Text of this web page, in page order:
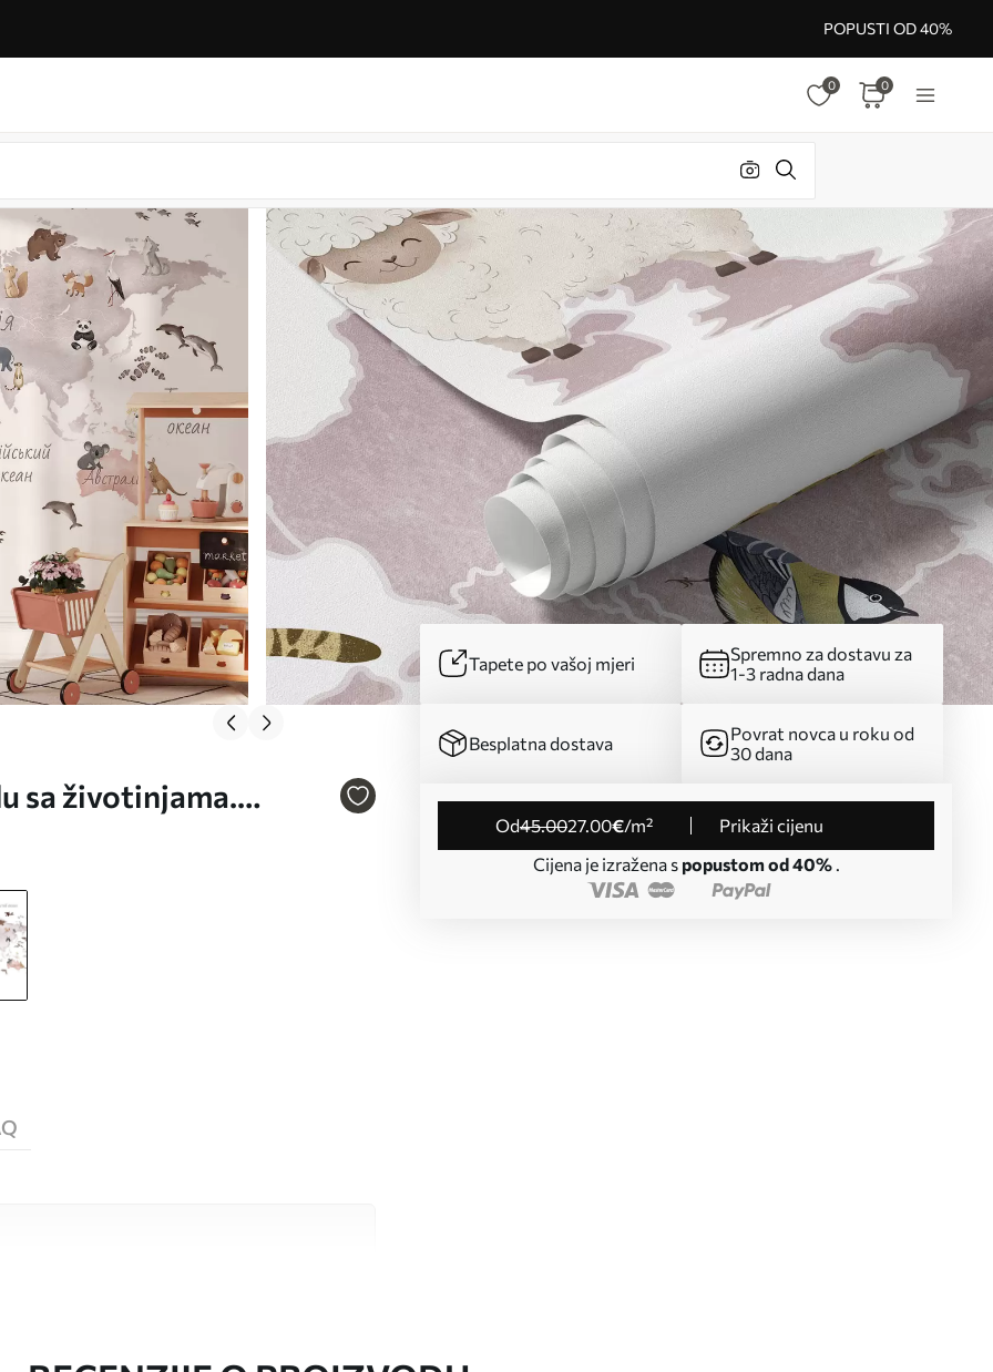
POPUSTI OD 40%
0 0
sa životinjama.
Tapete po vašoj mjeri
Spremno za dostavu za
1-3 radna dana
Besplatna dostava
Povrat novca u roku od
30 dana
od45.0027.00€/m²
Prikaži cijenu
Cijena je izražena s popustom od 40%.